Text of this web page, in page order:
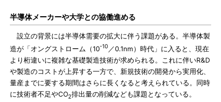
半導体メーカーや大学との協働進める
設立の背景には半導体需要の拡大に伴う課題がある。半導体製
造が「オングストローム（10-10 ／0.1nm）時代」に入ると、現在
より桁違いに複雑な基礎製造技術が求められる。これに伴いR&D
や製造のコストが上昇する一方で、新規技術の開発から実用化、
量産までに要する期間はさらに長くなると考えられている。同時
に技術者不足やCO2排出量の削減なども課題となっている。